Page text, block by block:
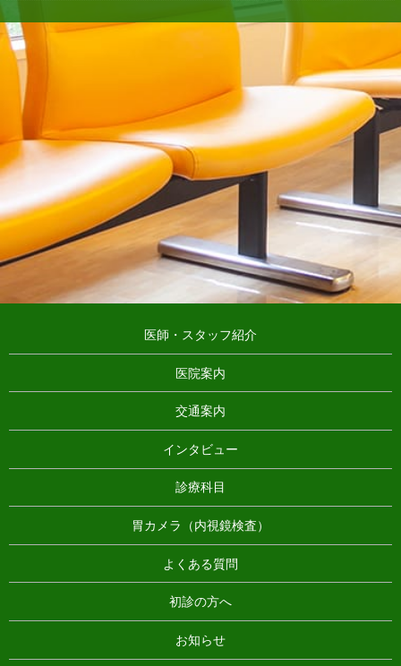
医師・スタッフ紹介
医院案内
交通案内
インタビュー
診療科目
胃カメラ（内視鏡検査）
よくある質問
初診の方へ
お知らせ